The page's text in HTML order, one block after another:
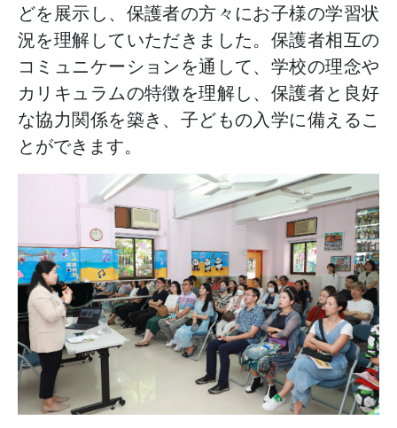
どを展示し、保護者の方々にお子様の学習状
況を理解していただきました。保護者相互の
コミュニケーションを通して、学校の理念や
カリキュラムの特徴を理解し、保護者と良好
な協力関係を築き、子どもの入学に備えるこ
とができます。